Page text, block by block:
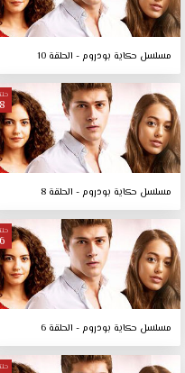
مسلسل حكاية بودروم - الحلقة 10
8
مسلسل حكاية بودروم - الحلقة 8
6
مسلسل حكاية بودروم - الحلقة 6